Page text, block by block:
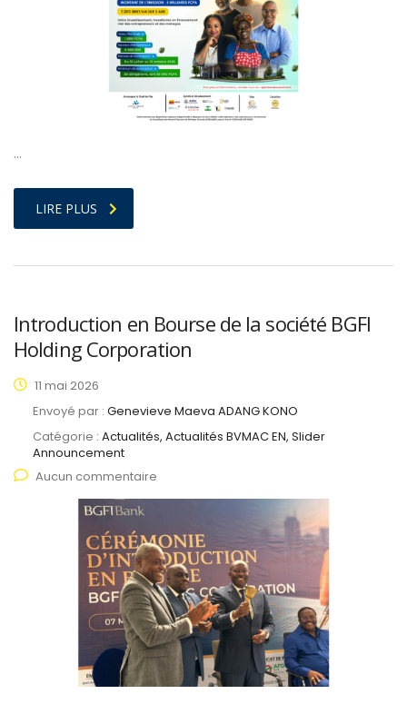
…
LIRE PLUS
Introduction en Bourse de la société BGFI
Holding Corporation
11 mai 2026
Envoyé par : Genevieve Maeva ADANG KONO
Catégorie : Actualités, Actualités BVMAC EN, Slider
Announcement
Aucun commentaire